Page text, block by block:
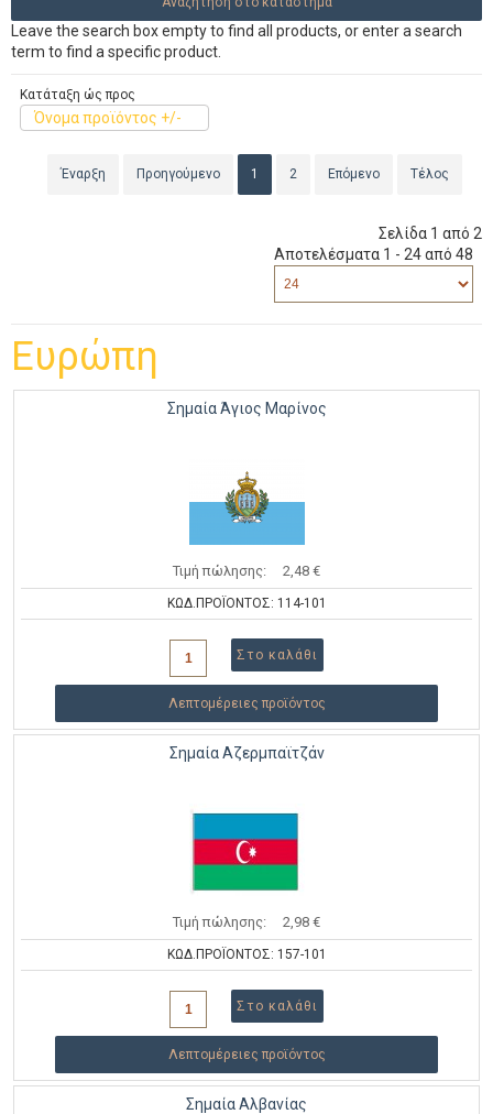
Leave the search box empty to find all products, or enter a search
term to find a specific product.
Κατάταξη ώς προς
Όνομα προϊόντος +/-
Έναρξη Προηγούμενο 1 2 Επόμενο Τέλος
Σελίδα 1 από 2
Αποτελέσματα 1 - 24 από 48
Ευρώπη
Σημαία Άγιος Μαρίνος
Τιμή πώλησης: 2,48 €
ΚΩΔ.ΠΡΟΪΟΝΤΟΣ: 114-101
Λεπτομέρειες προϊόντος
Σημαία Αζερμπαϊτζάν
Τιμή πώλησης: 2,98 €
ΚΩΔ.ΠΡΟΪΟΝΤΟΣ: 157-101
Λεπτομέρειες προϊόντος
Σημαία Αλβανίας